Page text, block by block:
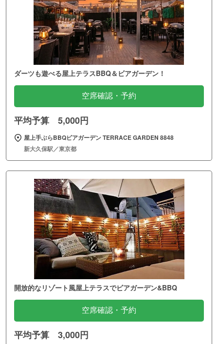
ダーツも遊べる屋上テラスBBQ＆ビアガーデン！
空席確認・予約
平均予算 5,000円
屋上手ぶらBBQビアガーデン TERRACE GARDEN 8848
新大久保駅／東京都
開放的なリゾート風屋上テラスでビアガーデン&BBQ
空席確認・予約
平均予算 3,000円